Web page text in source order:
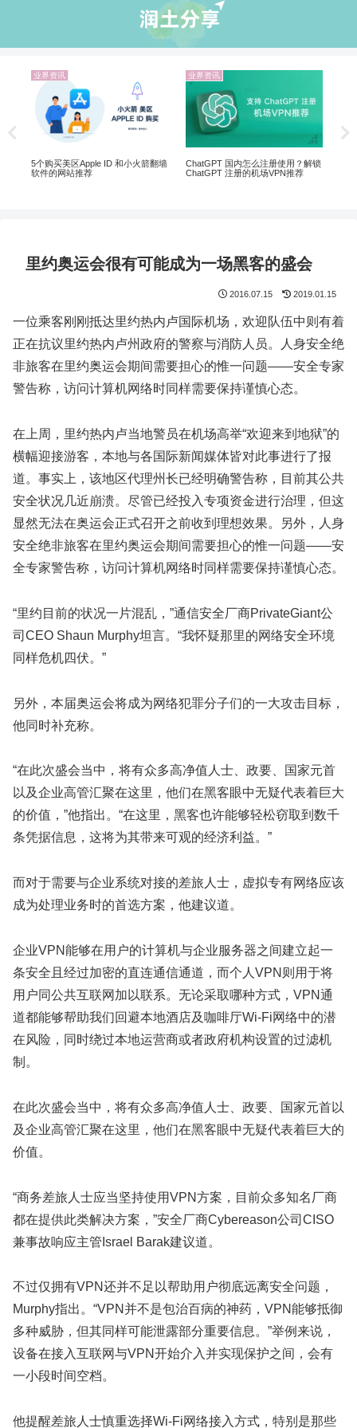
怎么注册使用？解锁
的机场VPN推荐
翻墙选 VPN 还是机场？
翻墙VPN已经过时了
里约奥运会很有可能成为一场黑客的盛会
2016.07.15 2019.01.15
一位乘客刚刚抵达里约热内卢国际机场，欢迎队伍中则有着
正在抗议里约热内卢州政府的警察与消防人员。人身安全绝
非旅客在里约奥运会期间需要担心的惟一问题——安全专家
警告称，访问计算机网络时同样需要保持谨慎心态。
在上周，里约热内卢当地警员在机场高举“欢迎来到地狱”的
横幅迎接游客，本地与各国际新闻媒体皆对此事进行了报
道。事实上，该地区代理州长已经明确警告称，目前其公共
安全状况几近崩溃。尽管已经投入专项资金进行治理，但这
显然无法在奥运会正式召开之前收到理想效果。另外，人身
安全绝非旅客在里约奥运会期间需要担心的惟一问题——安
全专家警告称，访问计算机网络时同样需要保持谨慎心态。
“里约目前的状况一片混乱，”通信安全厂商PrivateGiant公
司CEO Shaun Murphy坦言。“我怀疑那里的网络安全环境
同样危机四伏。”
另外，本届奥运会将成为网络犯罪分子们的一大攻击目标，
他同时补充称。
“在此次盛会当中，将有众多高净值人士、政要、国家元首
以及企业高管汇聚在这里，他们在黑客眼中无疑代表着巨大
的价值，”他指出。“在这里，黑客也许能够轻松窃取到数千
条凭据信息，这将为其带来可观的经济利益。”
而对于需要与企业系统对接的差旅人士，虚拟专有网络应该
成为处理业务时的首选方案，他建议道。
企业VPN能够在用户的计算机与企业服务器之间建立起一
条安全且经过加密的直连通信通道，而个人VPN则用于将
用户同公共互联网加以联系。无论采取哪种方式，VPN通
道都能够帮助我们回避本地酒店及咖啡厅Wi-Fi网络中的潜
在风险，同时绕过本地运营商或者政府机构设置的过滤机
制。
在此次盛会当中，将有众多高净值人士、政要、国家元首以
及企业高管汇聚在这里，他们在黑客眼中无疑代表着巨大的
价值。
“商务差旅人士应当坚持使用VPN方案，目前众多知名厂商
都在提供此类解决方案，”安全厂商Cybereason公司CISO
兼事故响应主管Israel Barak建议道。
不过仅拥有VPN还并不足以帮助用户彻底远离安全问题，
Murphy指出。“VPN并不是包治百病的神药，VPN能够抵御
多种威胁，但其同样可能泄露部分重要信息。”举例来说，
设备在接入互联网与VPN开始介入并实现保护之间，会有
一小段时间空档。
他提醒差旅人士慎重选择Wi-Fi网络接入方式，特别是那些